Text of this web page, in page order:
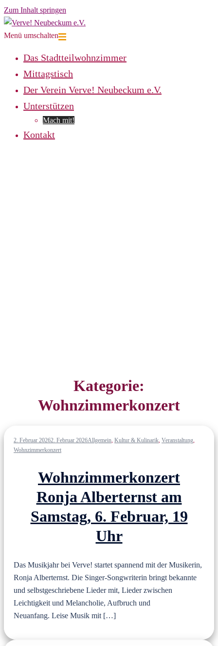
Zum Inhalt springen
Menü umschalten
Das Stadtteilwohnzimmer
Mittagstisch
Der Verein Verve! Neubeckum e.V.
Unterstützen
Mach mit!
Kontakt
Kategorie:
Wohnzimmerkonzert
2. Februar 20262. Februar 2026Allgemein, Kultur & Kulinarik, Veranstaltung,
Wohnzimmerkonzert
Wohnzimmerkonzert
Ronja Alberternst am
Samstag, 6. Februar, 19
Uhr
Das Musikjahr bei Verve! startet spannend mit der Musikerin,
Ronja Alberternst. Die Singer-Songwriterin bringt bekannte
und selbstgeschriebene Lieder mit, Lieder zwischen
Leichtigkeit und Melancholie, Aufbruch und
Neuanfang. Leise Musik mit […]